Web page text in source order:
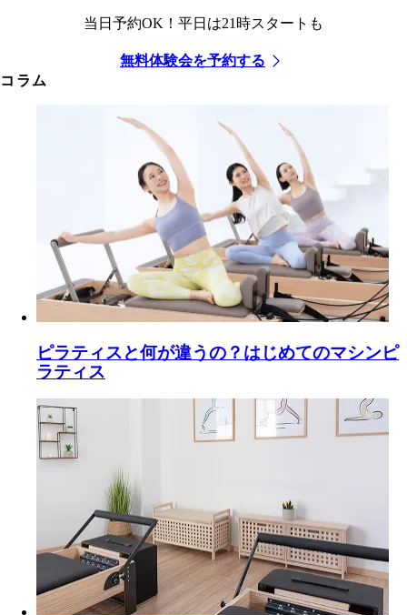
当日予約OK！平日は21時スタートも
無料体験会を予約する
コラム
ピラティスと何が違うの？はじめてのマシンピ
ラティス